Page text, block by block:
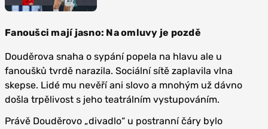
Fanoušci mají jasno: Na omluvy je pozdě
Douděrova snaha o sypání popela na hlavu ale u
fanoušků tvrdě narazila. Sociální sítě zaplavila vlna
skepse. Lidé mu nevěří ani slovo a mnohým už dávno
došla trpělivost s jeho teatrálním vystupováním.
Právě Douděrovo „divadlo“ u postranní čáry bylo